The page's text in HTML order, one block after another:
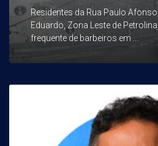
Residentes da Rua Paulo
Eduardo, Zona Leste de
frequente de barbeiros em ...